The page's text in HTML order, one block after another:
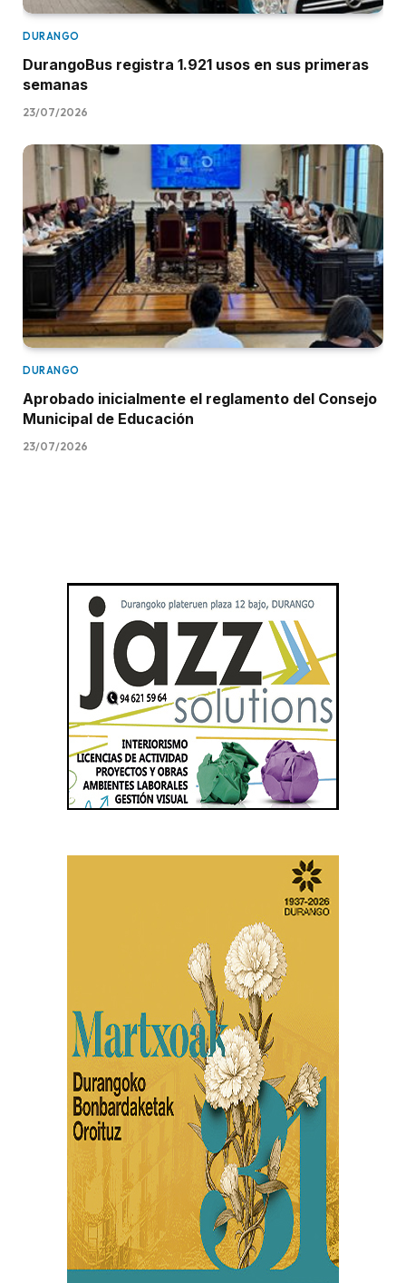
DURANGO
DurangoBus registra 1.921 usos en sus primeras
semanas
23/07/2026
DURANGO
Aprobado inicialmente el reglamento del Consejo
Municipal de Educación
23/07/2026